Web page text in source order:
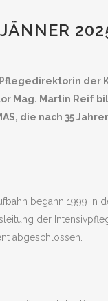
Pflegedirektorin der
Mag. Martin Reif
die nach 35
begann 1999 in
der
abgeschlossen.